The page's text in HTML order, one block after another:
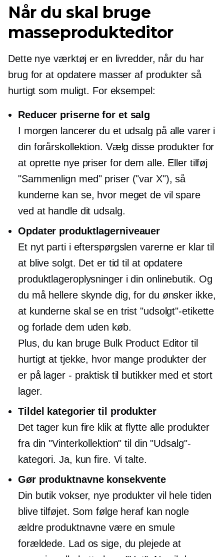
Når du skal bruge
masseprodukteditor
Dette nye værktøj er en livredder, når du har
brug for at opdatere masser af produkter så
hurtigt som muligt. For eksempel:
Reducer priserne for et salg
I morgen lancerer du et udsalg på alle varer i
din forårskollektion. Vælg disse produkter for
at oprette nye priser for dem alle. Eller tilføj
"Sammenlign med" priser ("var X"), så
kunderne kan se, hvor meget de vil spare
ved at handle dit udsalg.
Opdater produktlagerniveauer
Et nyt parti i efterspørgslen varerne er klar til
at blive solgt. Det er tid til at opdatere
produktlageroplysninger i din onlinebutik. Og
du må hellere skynde dig, for du ønsker ikke,
at kunderne skal se en trist "udsolgt"-etikette
og forlade dem uden køb.
Plus, du kan bruge Bulk Product Editor til
hurtigt at tjekke, hvor mange produkter der
er på lager - praktisk til butikker med et stort
lager.
Tildel kategorier til produkter
Det tager kun fire klik at flytte alle produkter
fra din "Vinterkollektion" til din "Udsalg"-
kategori. Ja, kun fire. Vi talte.
Gør produktnavne konsekvente
Din butik vokser, nye produkter vil hele tiden
blive tilføjet. Som følge heraf kan nogle
ældre produktnavne være en smule
forældede. Lad os sige, du plejede at